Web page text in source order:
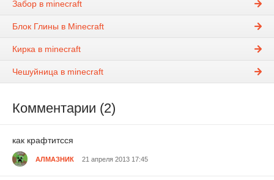
Забор в minecraft
Блок Глины в Minecraft
Кирка в minecraft
Чешуйница в minecraft
Комментарии (2)
как крафтитсся
АЛМАЗНИК 21 апреля 2013 17:45